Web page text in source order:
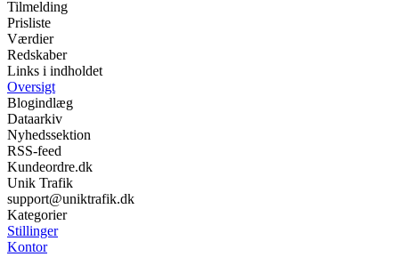
Tilmelding
Prisliste
Værdier
Redskaber
Links i indholdet
Oversigt
Blogindlæg
Dataarkiv
Nyhedssektion
RSS-feed
Kundeordre.dk
Unik Trafik
support@uniktrafik.dk
Kategorier
Stillinger
Kontor